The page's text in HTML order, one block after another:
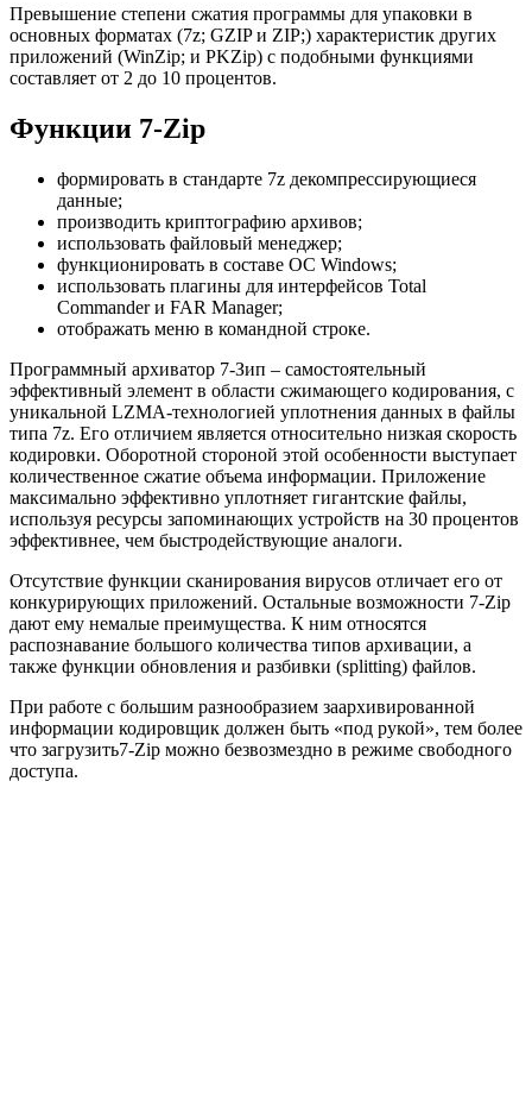
Превышение степени сжатия программы для упаковки в
основных форматах (7z; GZIP и ZIP;) характеристик других
приложений (WinZip; и PKZip) с подобными функциями
составляет от 2 до 10 процентов.
Функции 7-Zip
формировать в стандарте 7z декомпрессирующиеся
данные;
производить криптографию архивов;
использовать файловый менеджер;
функционировать в составе ОС Windows;
использовать плагины для интерфейсов Total
Commander и FAR Manager;
отображать меню в командной строке.
Программный архиватор 7-Зип – самостоятельный
эффективный элемент в области сжимающего кодирования, с
уникальной LZMA-технологией уплотнения данных в файлы
типа 7z. Его отличием является относительно низкая скорость
кодировки. Оборотной стороной этой особенности выступает
количественное сжатие объема информации. Приложение
максимально эффективно уплотняет гигантские файлы,
используя ресурсы запоминающих устройств на 30 процентов
эффективнее, чем быстродействующие аналоги.
Отсутствие функции сканирования вирусов отличает его от
конкурирующих приложений. Остальные возможности 7-Zip
дают ему немалые преимущества. К ним относятся
распознавание большого количества типов архивации, а
также функции обновления и разбивки (splitting) файлов.
При работе с большим разнообразием заархивированной
информации кодировщик должен быть «под рукой», тем более
что загрузить7-Zip можно безвозмездно в режиме свободного
доступа.